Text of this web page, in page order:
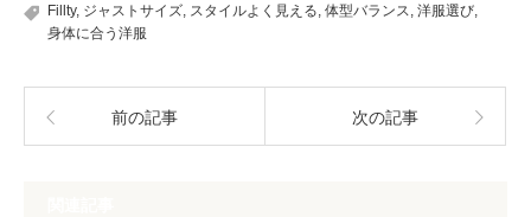
Fillty, ジャストサイズ スタイルよく見える 体型バランス 洋服選び
身体に合う洋服
前の記事 次の記事